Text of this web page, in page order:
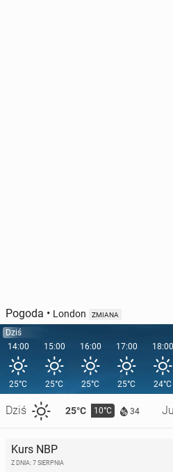
Pogoda • London ZMIANA
Dziś
14:00
25°C
Dziś 25°C 10°C 34
15:00
25°C
16:00
25°C
17:00
25°C
18:00
24°C
Kurs NBP
Z DNIA: 7 SIERPNIA